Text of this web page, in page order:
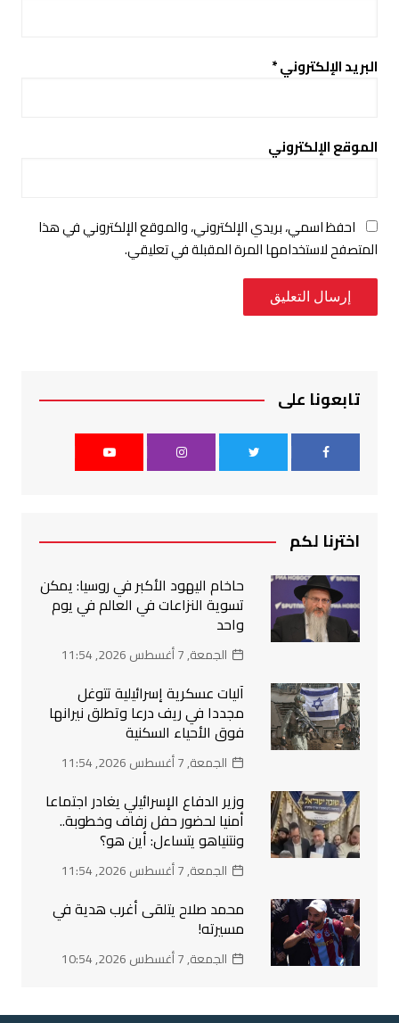
البريد الإلكتروني*
الموقع الإلكتروني
احفظ اسمي، بريدي الإلكتروني، والموقع الإلكتروني في هذا
المتصفح لاستخدامها المرة المقبلة في تعليقي.
تابعونا على
اخترنا لكم
حاخام اليهود الأكبر في روسيا: يمكن
تسوية النزاعات في العالم في يوم
واحد
الجمعة, 7 أغسطس 2026, 11:54
آليات عسكرية إسرائيلية تتوغل
مجددا في ريف درعا وتطلق نيرانها
فوق الأحياء السكنية
الجمعة, 7 أغسطس 2026, 11:54
وزير الدفاع الإسرائيلي يغادر اجتماعا
أمنيا لحضور حفل زفاف وخطوبة..
ونتنياهو يتساءل: أين هو؟
الجمعة, 7 أغسطس 2026, 11:54
محمد صلاح يتلقى أغرب هدية في
مسيرته!
الجمعة, 7 أغسطس 2026, 10:54